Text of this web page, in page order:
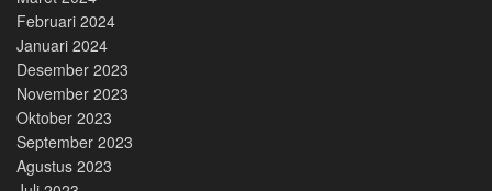
Februari 2024
Januari 2024
Desember 2023
November 2023
Oktober 2023
September 2023
Agustus 2023